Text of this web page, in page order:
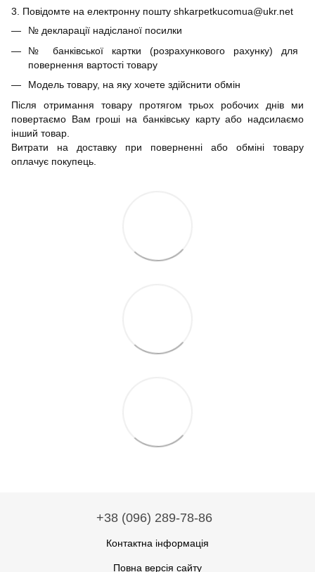
3. Повідомте на електронну пошту shkarpetkucomua@ukr.net
№ декларації надісланої посилки
№ банківської картки (розрахункового рахунку) для
повернення вартості товару
Модель товару, на яку хочете здійснити обмін
Після отримання товару протягом трьох робочих днів ми
повертаємо Вам гроші на банківську карту або надсилаємо
інший товар.
Витрати на доставку при поверненні або обміні товару
оплачує покупець.
+38 (096) 289-78-86
Контактна інформація
Повна версія сайту